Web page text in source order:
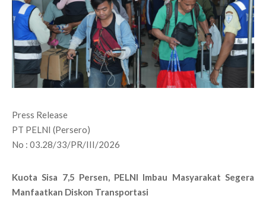
Press Release
PT PELNI (Persero)
No : 03.28/33/PR/III/2026
Kuota Sisa 7,5 Persen, PELNI Imbau Masyarakat Segera
Manfaatkan Diskon Transportasi